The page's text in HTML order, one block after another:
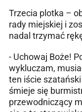
Trzecia plotka –
rady miejskiej i
nadal trzymać
- Uchowaj Boże!
wykluczam,
ten iście
śmieje się
przewodniczący